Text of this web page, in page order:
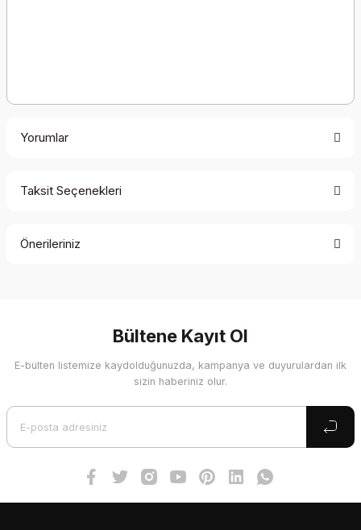
Yorumlar
Taksit Seçenekleri
Önerileriniz
Görüş ve önerileriniz için teşekkür ederiz.
Ürün resmi kalitesiz, bozuk veya görüntülenemiyor.
Bültene Kayıt Ol
E-bülten listemize kaydolduğunuzda, kampanya ve duyurulardan ilk
sizin haberiniz olur.